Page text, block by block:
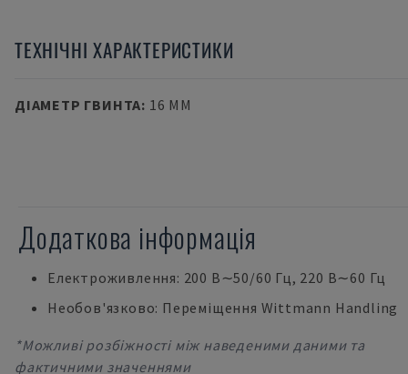
ТЕХНІЧНІ ХАРАКТЕРИСТИКИ
ДІАМЕТР ГВИНТА: 16 MM
Додаткова інформація
Електроживлення: 200 В∼50/60 Гц, 220 В∼60 Гц
Необов'язково: Переміщення Wittmann Handling
*Можливі розбіжності між наведеними даними та
фактичними значеннями